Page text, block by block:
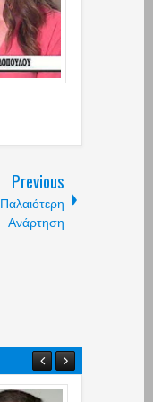
Previous
Παλαιότερη
Ανάρτηση